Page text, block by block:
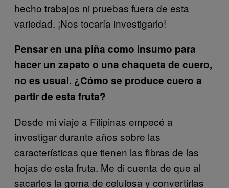
hecho trabajos ni pruebas fuera de esta
variedad. ¡Nos tocaría investigarlo!
Pensar en una piña como insumo para
hacer un zapato o una chaqueta de cuero,
no es usual. ¿Cómo se produce cuero a
partir de esta fruta?
Desde mi viaje a Filipinas empecé a
investigar durante años sobre las
características que tienen las fibras de las
hojas de esta fruta. Me di cuenta de que al
sacarles la goma de celulosa y convertirlas